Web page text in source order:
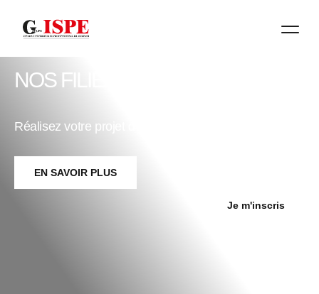
NOS FILIÈRES
Réalisez votre projet d’étude avec le Groupe ISPE
EN SAVOIR PLUS
Je m'inscris